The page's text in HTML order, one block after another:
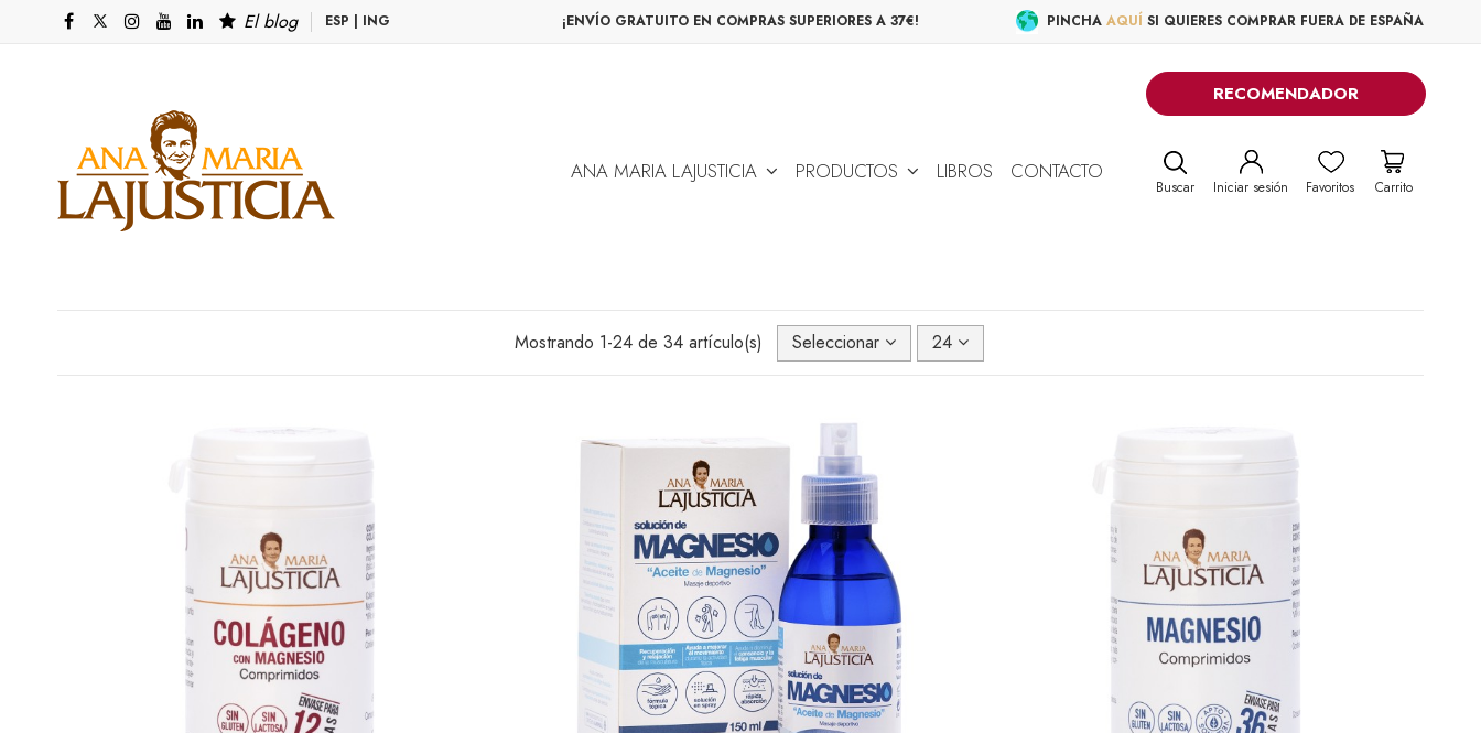
El blog ESP | ING ¡ENVÍO GRATUITO EN COMPRAS SUPERIORES A 37€! PINCHA AQUÍ SI QUIERES COMPRAR FUERA DE ESPAÑA
RECOMENDADOR
ANA MARIA LAJUSTICIA PRODUCTOS LIBROS CONTACTO
Buscar Iniciar sesión Favoritos Carrito
Mostrando 1-24 de 34 artículo(s) Seleccionar 24